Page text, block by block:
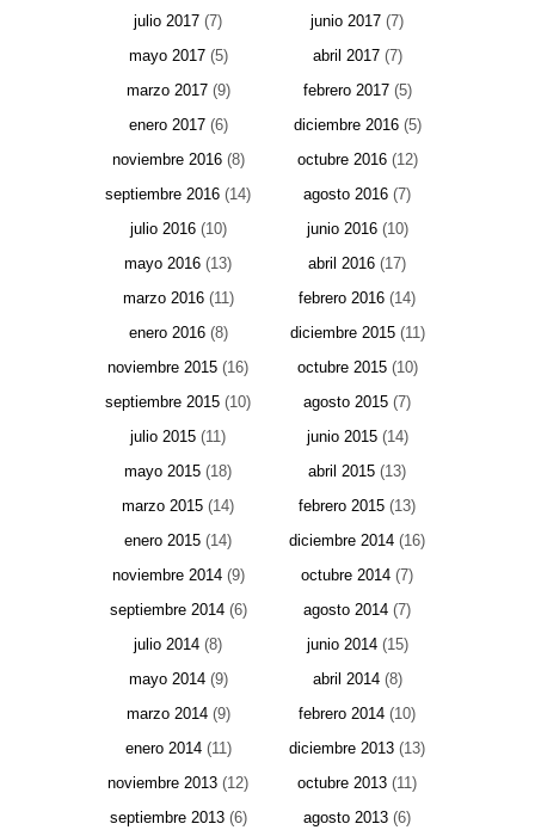
julio 2017 (7) junio 2017 (7)
mayo 2017(5) abril 2017(7)
marzo 2017(9) febrero 2017(5)
enero 2017(6) diciembre 2016(5)
noviembre 2016(8) octubre 2016(12)
septiembre 2016 (14) agosto 2016 (7)
julio 2016(10) junio 2016(10)
mayo 2016 (13) abril 2016 (17)
marzo 2016(11) febrero 2016 (14)
enero 2016(8) diciembre 2015(11)
noviembre 2015 (16) octubre 2015(10)
septiembre 2015 (10) agosto 2015 (7)
julio 2015 (11) junio 2015(14)
mayo 2015 (18) abril 2015 (13)
marzo 2015 (14) febrero 2015 (13)
enero 2015 (14) diciembre 2014 (16)
noviembre 2014(9) octubre 2014 (7)
septiembre 2014(6) agosto 2014 (7)
julio 2014 (8) junio 2014(15)
mayo 2014(9) abril 2014(8)
marzo 2014(9) febrero 2014 (10)
enero 2014(11) diciembre 2013 (13)
noviembre 2013 (12) octubre 2013 (11)
septiembre 2013(6) agosto 2013 (6)